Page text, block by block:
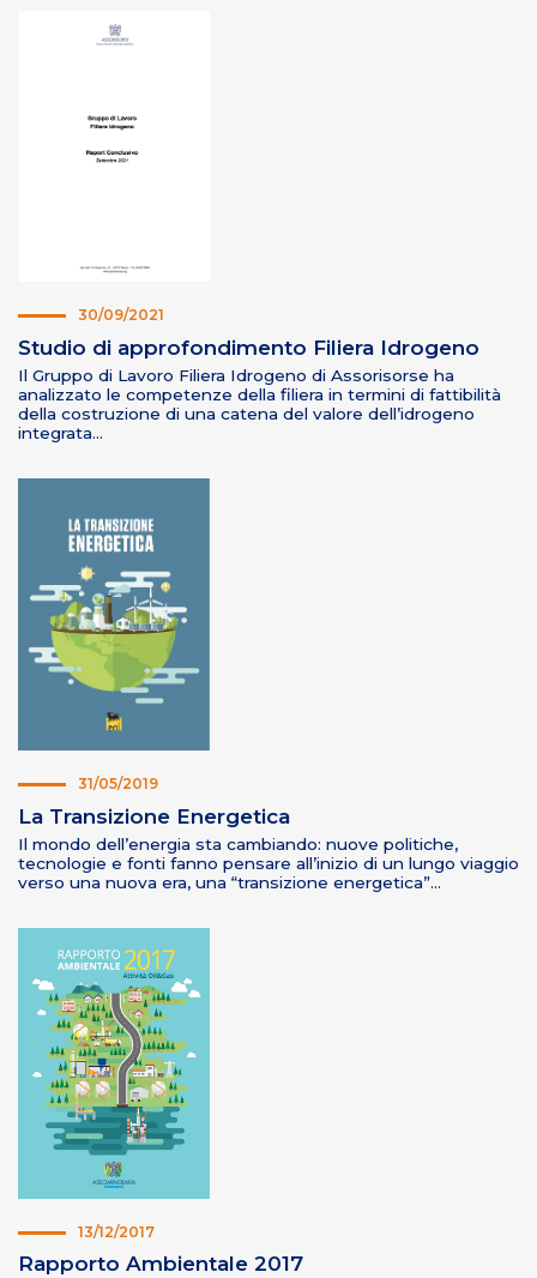
30/09/2021
Studio di approfondimento Filiera Idrogeno
Il Gruppo di Lavoro Filiera Idrogeno di Assorisorse ha
analizzato le competenze della filiera in termini di fattibilità
della costruzione di una catena del valore dell’idrogeno
integrata…
31/05/2019
La Transizione Energetica
Il mondo dell’energia sta cambiando: nuove politiche,
tecnologie e fonti fanno pensare all’inizio di un lungo viaggio
verso una nuova era, una “transizione energetica”…
13/12/2017
Rapporto Ambientale 2017